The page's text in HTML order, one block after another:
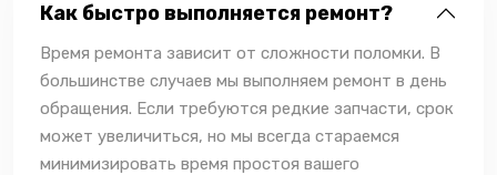
Как быстро выполняется ремонт?
Время ремонта зависит от сложности поломки. В
большинстве случаев мы выполняем ремонт в день
обращения. Если требуются редкие запчасти, срок
может увеличиться, но мы всегда стараемся
минимизировать время простоя вашего